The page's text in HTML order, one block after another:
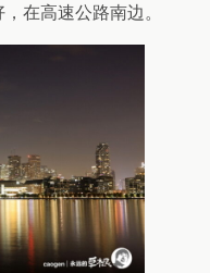
在高速公路南边。